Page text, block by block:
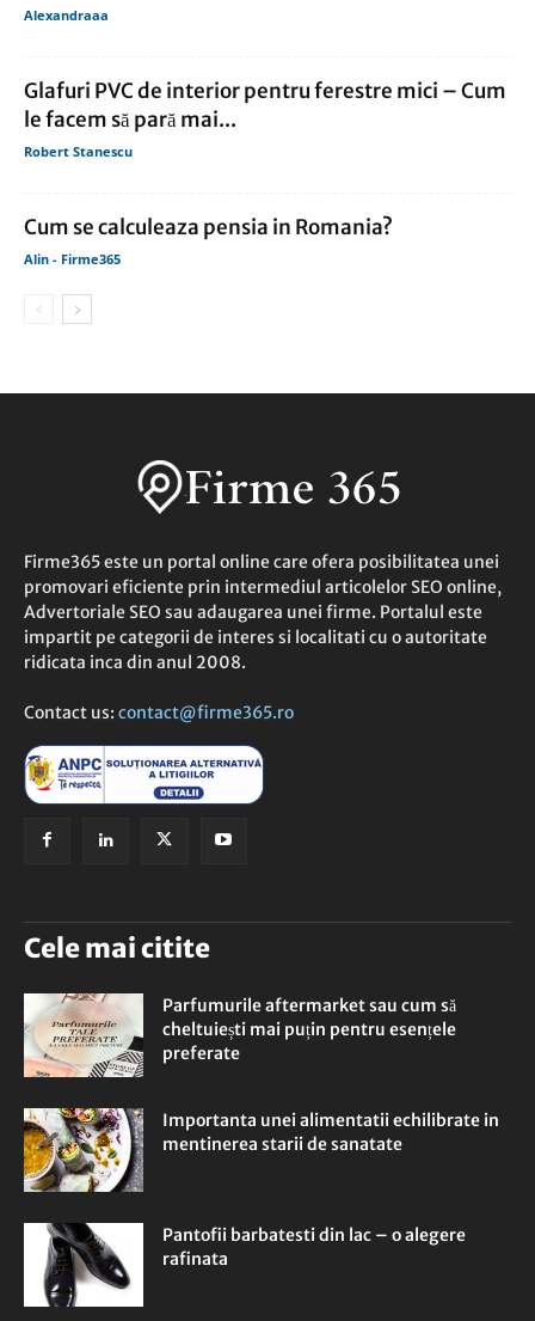
Alexandraaa
Glafuri PVC de interior pentru ferestre mici – Cum
le facem să pară mai...
Robert Stanescu
Cum se calculeaza pensia in Romania?
Alin - Firme365
Firme365 este un portal online care ofera posibilitatea unei
promovari eficiente prin intermediul articolelor SEO online,
Advertoriale SEO sau adaugarea unei firme. Portalul este
impartit pe categorii de interes si localitati cu o autoritate
ridicata inca din anul 2008.
Contact us: contact@firme365.ro
Cele mai citite
Parfumurile aftermarket sau cum să
cheltuiești mai puțin pentru esențele
preferate
Importanta unei alimentatii echilibrate in
mentinerea starii de sanatate
Pantofii barbatesti din lac – o alegere
rafinata